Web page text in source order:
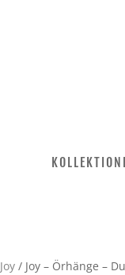
Joy / Joy – Örhänge –